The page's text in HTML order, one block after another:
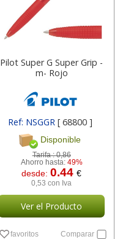
Pilot Super G Super Grip -
m- Rojo
Ref: NSGGR [ 68800 ]
Disponible
Tarifa :0,86
Ahorro hasta: 49%
desde:0.44€
0,53 con Iva
Ver el Producto
favoritos Comparar